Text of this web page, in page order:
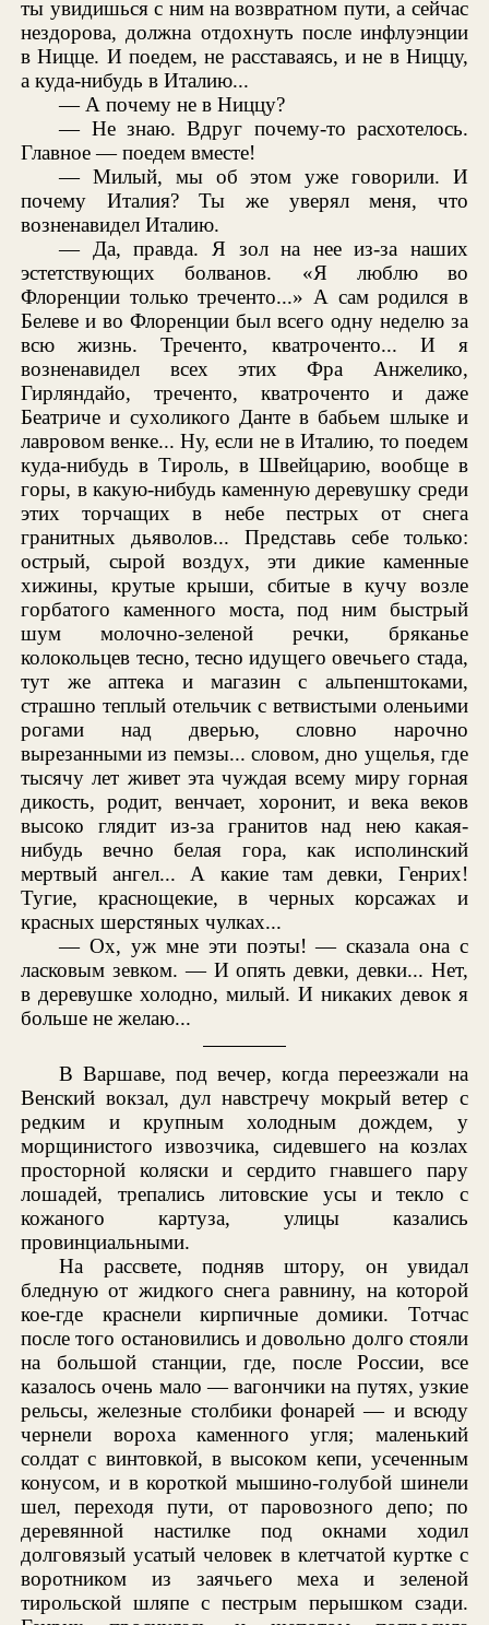
ты увидишься с ним на возвратном пути, а сейчас
нездорова, должна отдохнуть после инфлуэнции
в Ницце. И поедем, не расставаясь, и не в Ниццу,
а куда-нибудь в Италию...
— А почему не в Ниццу?
— Не знаю. Вдруг почему-то расхотелось.
Главное — поедем вместе!
— Милый, мы об этом уже говорили. И
почему Италия? Ты же уверял меня, что
возненавидел Италию.
— Да, правда. Я зол на нее из-за наших
эстетствующих болванов. «Я люблю во
Флоренции только треченто...» А сам родился в
Белеве и во Флоренции был всего одну неделю за
всю жизнь. Треченто, кватроченто... И я
возненавидел всех этих Фра Анжелико,
Гирляндайо, треченто, кватроченто и даже
Беатриче и сухоликого Данте в бабьем шлыке и
лавровом венке... Ну, если не в Италию, то поедем
куда-нибудь в Тироль, в Швейцарию, вообще в
горы, в какую-нибудь каменную деревушку среди
этих торчащих в небе пестрых от снега
гранитных дьяволов... Представь себе только:
острый, сырой воздух, эти дикие каменные
хижины, крутые крыши, сбитые в кучу возле
горбатого каменного моста, под ним быстрый
шум молочно-зеленой речки, бряканье
колокольцев тесно, тесно идущего овечьего стада,
тут же аптека и магазин с альпенштоками,
страшно теплый отельчик с ветвистыми оленьими
рогами над дверью, словно нарочно
вырезанными из пемзы... словом, дно ущелья, где
тысячу лет живет эта чуждая всему миру горная
дикость, родит, венчает, хоронит, и века веков
высоко глядит из-за гранитов над нею какая-
нибудь вечно белая гора, как исполинский
мертвый ангел... А какие там девки, Генрих!
Тугие, краснощекие, в черных корсажах и
красных шерстяных чулках...
— Ох, уж мне эти поэты! — сказала она с
ласковым зевком. — И опять девки, девки... Нет,
в деревушке холодно, милый. И никаких девок я
больше не желаю...
В Варшаве, под вечер, когда переезжали на
Венский вокзал, дул навстречу мокрый ветер с
редким и крупным холодным дождем, у
морщинистого извозчика, сидевшего на козлах
просторной коляски и сердито гнавшего пару
лошадей, трепались литовские усы и текло с
кожаного картуза, улицы казались
провинциальными.
На рассвете, подняв штору, он увидал
бледную от жидкого снега равнину, на которой
кое-где краснели кирпичные домики. Тотчас
после того остановились и довольно долго стояли
на большой станции, где, после России, все
казалось очень мало — вагончики на путях, узкие
рельсы, железные столбики фонарей — и всюду
чернели вороха каменного угля; маленький
солдат с винтовкой, в высоком кепи, усеченным
конусом, и в короткой мышино-голубой шинели
шел, переходя пути, от паровозного депо; по
деревянной настилке под окнами ходил
долговязый усатый человек в клетчатой куртке с
воротником из заячьего меха и зеленой
тирольской шляпе с пестрым перышком сзади.